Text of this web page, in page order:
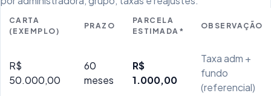
CARTA
(EXEMPLO)
PRAZO
PARCELA
ESTIMADA*
OBSERVAÇÃO
R$
50.000,00
60
meses
R$
1.000,00
Taxa adm +
fundo
(referencial)